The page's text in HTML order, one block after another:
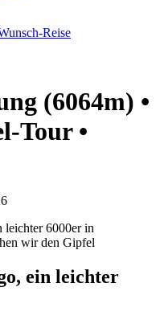
Reise
(6064m) •
Tour •
ein leichter